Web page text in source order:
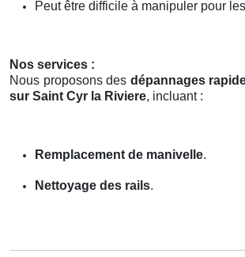
Peut être difficile à manipuler pour
Nos services :
Nous proposons des dépannages
sur Saint Cyr la Riviere, incluant :
Remplacement de manivelle.
Nettoyage des rails.